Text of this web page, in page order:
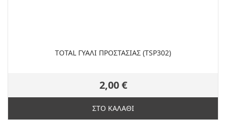
TOTAL ΓΥΑΛΙ ΠΡΟΣΤΑΣΙΑΣ (TSP302)
2,00 €
ΣΤΟ ΚΑΛΑΘΙ